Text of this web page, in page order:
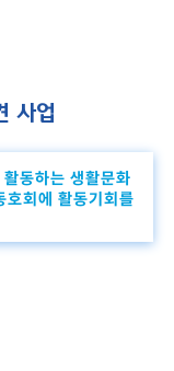
사업
동하는 생활문화
호회에 활동기회를